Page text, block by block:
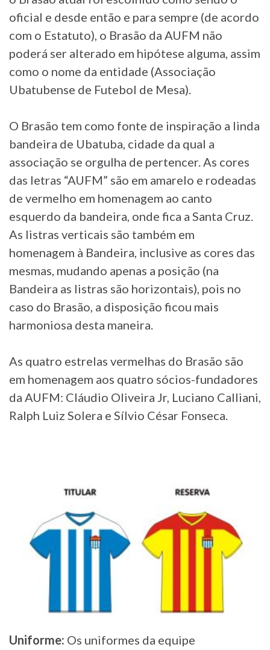
oficial e desde então e para sempre (de acordo
com o Estatuto), o Brasão da AUFM não
poderá ser alterado em hipótese alguma, assim
como o nome da entidade (Associação
Ubatubense de Futebol de Mesa).
O Brasão tem como fonte de inspiração a linda
bandeira de Ubatuba, cidade da qual a
associação se orgulha de pertencer. As cores
das letras “AUFM” são em amarelo e rodeadas
de vermelho em homenagem ao canto
esquerdo da bandeira, onde fica a Santa Cruz.
As listras verticais são também em
homenagem à Bandeira, inclusive as cores das
mesmas, mudando apenas a posição (na
Bandeira as listras são horizontais), pois no
caso do Brasão, a disposição ficou mais
harmoniosa desta maneira.
As quatro estrelas vermelhas do Brasão são
em homenagem aos quatro sócios-fundadores
da AUFM: Cláudio Oliveira Jr, Luciano Calliani,
Ralph Luiz Solera e Sílvio César Fonseca.
Uniforme: Os uniformes da equipe